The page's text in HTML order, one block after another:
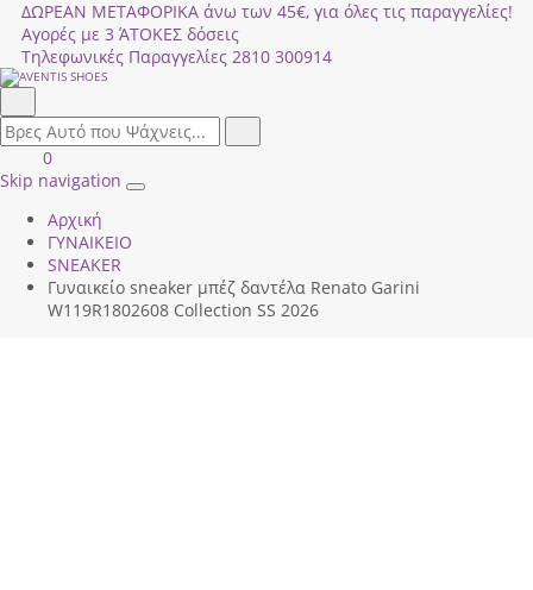
ΔΩΡΕΑΝ ΜΕΤΑΦΟΡΙΚΑ άνω των 45€, για όλες τις παραγγελίες!
Αγορές με 3 ΆΤΟΚΕΣ δόσεις
Τηλεφωνικές Παραγγελίες 2810 300914
field.search
Είσοδος
|
ΚΑΛΑΘΙ
ΑΓΟΡΩΝ
0
Skip navigation
Toggle
Αρχική
ΓΥΝΑΙΚΕΙΟ
SNEAKER
Γυναικείο sneaker μπέζ δαντέλα Renato Garini
W119R1802608 Collection SS 2026